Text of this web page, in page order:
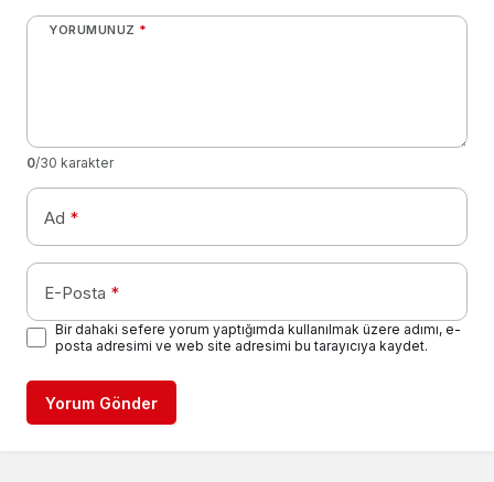
YORUMUNUZ *
0/30 karakter
Ad *
E-Posta *
Bir dahaki sefere yorum yaptığımda kullanılmak üzere adımı, e-
posta adresimi ve web site adresimi bu tarayıcıya kaydet.
Yorum Gönder